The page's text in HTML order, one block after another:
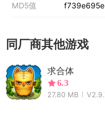
MD5值
同厂商其他游戏
求合体
6.3
27.80 MB